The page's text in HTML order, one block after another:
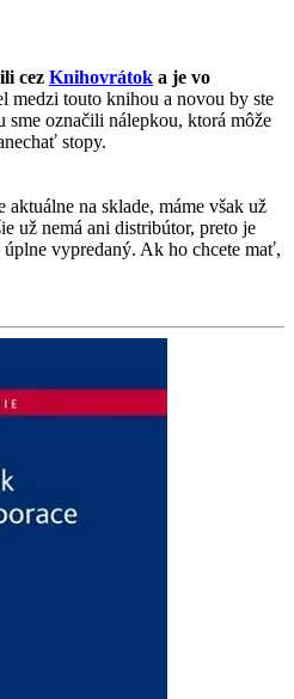
cez Knihovrátok a je vo
medzi touto knihou a novou by ste
sme označili nálepkou, ktorá môže
stopy.
aktuálne na sklade, máme však už
už nemá ani distribútor, preto je
úplne vypredaný. Ak ho chcete mať,